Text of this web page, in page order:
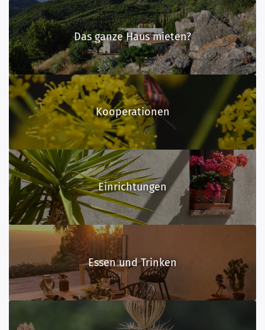
Essen und Trinken
Einrichtungen
Kooperationen
Das ganze Haus mieten?